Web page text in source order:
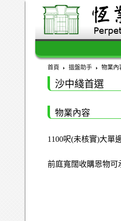
首頁 搵盤助手 物業內
沙中綫首選
物業內容
1100呎(未核實)大單
前庭寬闊收購恩物可